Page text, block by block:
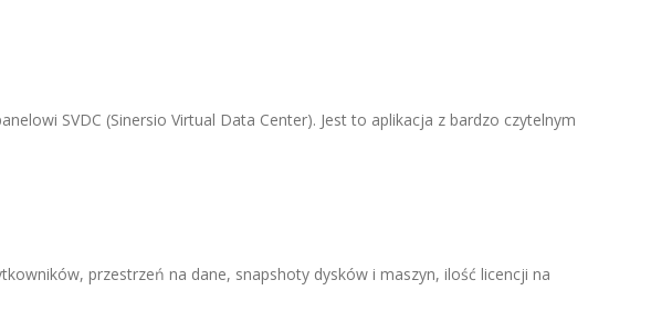
SVDC (Sinersio Virtual Data Center). Jest to aplikacja z bardzo czytelnym
przestrzeń na dane, snapshoty dysków i maszyn, ilość licencji na